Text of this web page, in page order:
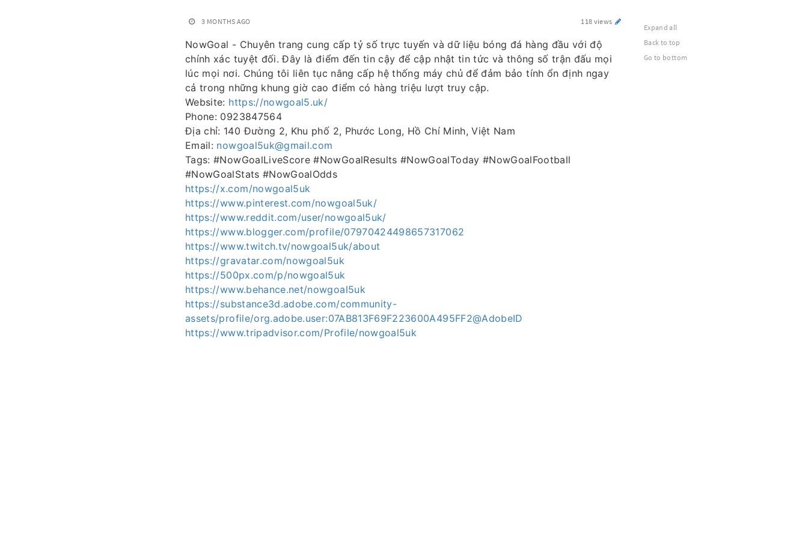
3 MONTHS AGO 118 views
NowGoal - Chuyên trang cung cấp tỷ số trực tuyến và dữ liệu bóng đá hàng đầu với độ
chính xác tuyệt đối. Đây là điểm đến tin cậy để cập nhật tin tức và thông số trận đấu mọi
lúc mọi nơi. Chúng tôi liên tục nâng cấp hệ thống máy chủ để đảm bảo tính ổn định ngay
cả trong những khung giờ cao điểm có hàng triệu lượt truy cập.
Website: https://nowgoal5.uk/
Phone: 0923847564
Địa chỉ: 140 Đường 2, Khu phố 2, Phước Long, Hồ Chí Minh, Việt Nam
Email: nowgoal5uk@gmail.com
Tags: #NowGoalLiveScore #NowGoalResults #NowGoalToday #NowGoalFootball
#NowGoalStats #NowGoalOdds
https://x.com/nowgoal5uk
https://www.pinterest.com/nowgoal5uk/
https://www.reddit.com/user/nowgoal5uk/
https://www.blogger.com/profile/07970424498657317062
https://www.twitch.tv/nowgoal5uk/about
https://gravatar.com/nowgoal5uk
https://500px.com/p/nowgoal5uk
https://www.behance.net/nowgoal5uk
https://substance3d.adobe.com/community-
assets/profile/org.adobe.user:07AB813F69F223600A495FF2@AdobeID
https://www.tripadvisor.com/Profile/nowgoal5uk
Expand all
Back to top
Go to bottom